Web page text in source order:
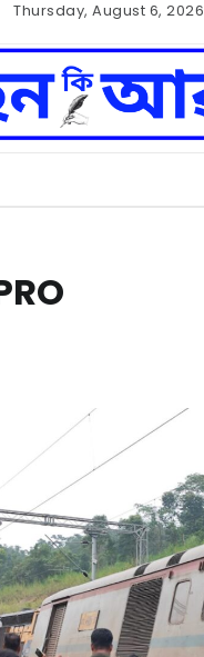
Thursday, August 6, 2026
Home
Cookie
Policy